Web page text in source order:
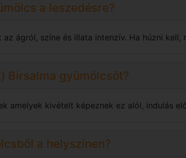
a leszedésre?
ágról, színe és illata intenzív. Ha húzni
Birsalma gyümölcsöt?
amelyek kivételt képeznek ez alól, indulás
a helyszínen?